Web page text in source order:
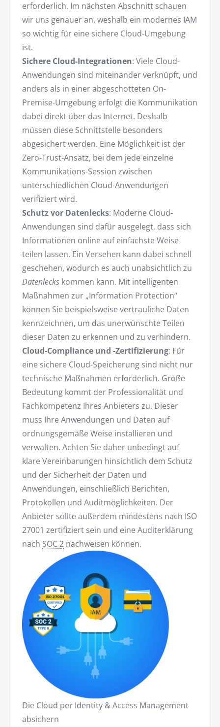
erforderlich. Im nächsten Abschnitt schauen
wir uns genauer an, weshalb ein modernes IAM
so wichtig für eine sichere Cloud-Umgebung
ist.
Sichere Cloud-Integrationen: Viele Cloud-
Anwendungen sind miteinander verknüpft, und
anders als in einer abgeschotteten On-
Premise-Umgebung erfolgt die Kommunikation
dabei direkt über das Internet. Deshalb
müssen diese Schnittstelle besonders
abgesichert werden. Eine Möglichkeit ist der
Zero-Trust-Ansatz, bei dem jede einzelne
Kommunikations-Session zwischen
unterschiedlichen Cloud-Anwendungen
verifiziert wird.
Schutz vor Datenlecks: Moderne Cloud-
Anwendungen sind dafür ausgelegt, dass sich
Informationen online auf einfachste Weise
teilen lassen. Ein Versehen kann dabei schnell
geschehen, wodurch es auch unabsichtlich zu
Datenlecks kommen kann. Mit intelligenten
Maßnahmen zur „Information Protection“
können Sie beispielsweise vertrauliche Daten
kennzeichnen, um das unerwünschte Teilen
dieser Daten zu erkennen und zu verhindern.
Cloud-Compliance und -Zertifizierung: Für
eine sichere Cloud-Speicherung sind nicht nur
technische Maßnahmen erforderlich. Große
Bedeutung kommt der Professionalität und
Fachkompetenz Ihres Anbieters zu. Dieser
muss Ihre Anwendungen und Daten auf
ordnungsgemäße Weise installieren und
verwalten. Achten Sie daher unbedingt auf
klare Vereinbarungen hinsichtlich dem Schutz
und der Sicherheit der Daten und
Anwendungen, einschließlich Berichten,
Protokollen und Auditmöglichkeiten. Der
Anbieter sollte außerdem mindestens nach ISO
27001 zertifiziert sein und eine Auditerklärung
nach SOC 2 nachweisen können.
Die Cloud per Identity & Access Management
absichern